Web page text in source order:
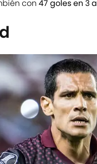
con 47 goles en 3